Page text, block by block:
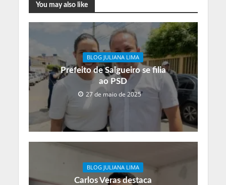
You may also like
BLOG JULIANA LIMA
Prefeito de Salgueiro se filia
ao PSD
27 de maio de 2025
BLOG JULIANA LIMA
Carlos Veras destaca